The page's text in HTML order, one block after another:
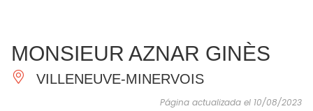
IMPRESCINDIBLES
HACER
INSPIRACIONES
MONSIEUR AZNAR GINÈS
VILLENEUVE-MINERVOIS
Página actualizada el 10/08/2023